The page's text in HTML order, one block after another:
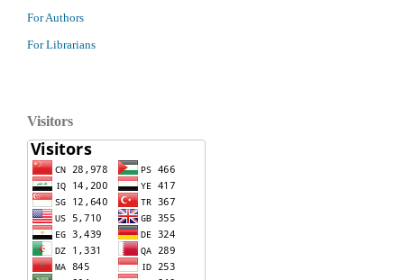
For Authors
For Librarians
Visitors